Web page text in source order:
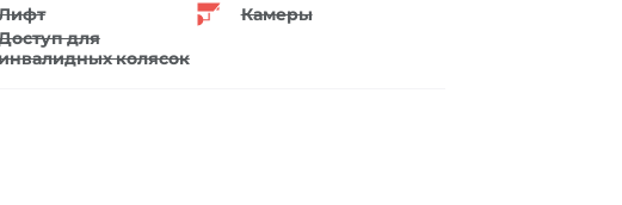
Камеры
для
колясок